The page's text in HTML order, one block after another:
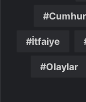
İtfaiye
Olaylar